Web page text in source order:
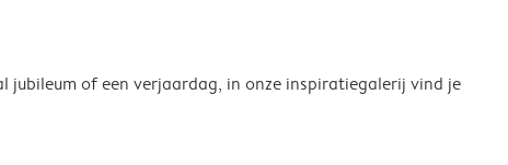
of een verjaardag, in onze inspiratiegalerij vind je